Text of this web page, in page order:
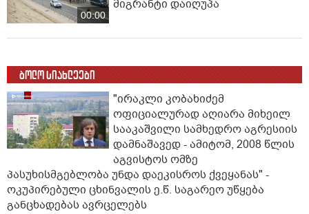
00:00
მიგრანტი დაიღუპა
ბოლო სიახლეები
"ირაკლი კობახიძემ
ოფიციალურად აღიარა მიხეილ
სააკაშვილი სამხედრო აგრესიის
დამნაშავედ - ამიტომ, 2008 წლის
აგვისტოს ომზე
პასუხისმგებლობა უნდა დაეკისროს ქვეყანას" -
ოკუპირებული ცხინვალის ე.წ. საგარეო უწყება
განცხადებას ავრცელებს